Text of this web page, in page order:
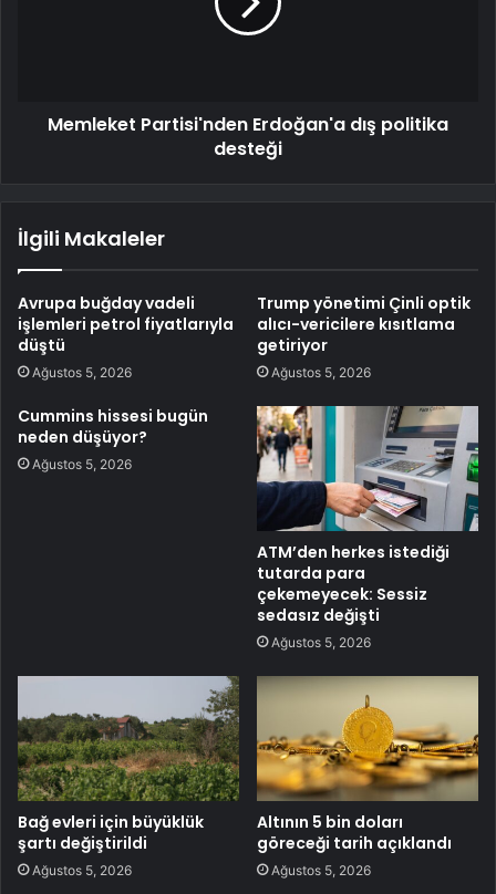
Memleket Partisi'nden Erdoğan'a dış politika
desteği
İlgili Makaleler
Avrupa buğday vadeli
işlemleri petrol fiyatlarıyla
düştü
Ağustos 5, 2026
Trump yönetimi Çinli optik
alıcı-vericilere kısıtlama
getiriyor
Ağustos 5, 2026
Cummins hissesi bugün
neden düşüyor?
Ağustos 5, 2026
ATM’den herkes istediği
tutarda para
çekemeyecek: Sessiz
sedasız değişti
Ağustos 5, 2026
Bağ evleri için büyüklük
şartı değiştirildi
Ağustos 5, 2026
Altının 5 bin doları
göreceği tarih açıklandı
Ağustos 5, 2026